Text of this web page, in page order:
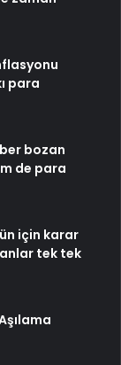
para
bozan
de para
için karar
tek tek